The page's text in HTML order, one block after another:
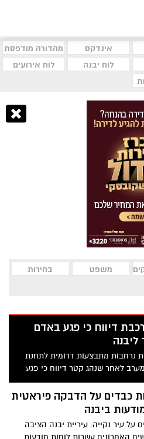
אינדקס
מהדורה מודפסת
לוח יבנה
לוח אירועים
משפט
בחירות
דיווח כי פגע באדם
ליבנה
נרחבות מתבצעות דרומית לתחנת
לאחר שנהג קטר דיווח כי פגע
עד כה לא אותר דבר
כבדים על הדבקה פיראטית
ביבנה
על עיר נקייה: עיריית יבנה הציבה
האחרונים עשרות לוחות מודעות